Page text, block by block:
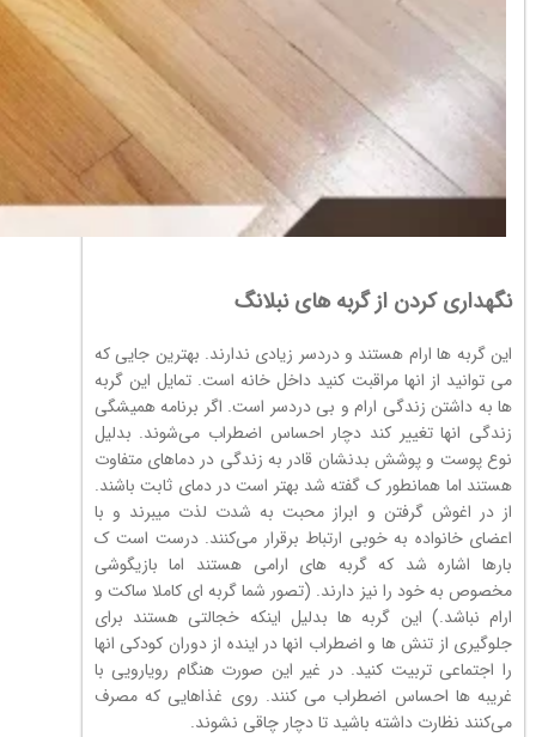
نگهداری کردن از گربه های نبلانگ
این گربه ها ارام هستند و دردسر زیادی ندارند. بهترین جایی که
می توانید از انها مراقبت کنید داخل خانه است. تمایل این گربه
ها به داشتن زندگی ارام و بی دردسر است. اگر برنامه همیشگی
زندگی انها تغییر کند دچار احساس اضطراب می‌شوند. بدلیل
نوع پوست و پوشش بدنشان قادر به زندگی در دماهای متفاوت
هستند اما همانطور ک گفته شد بهتر است در دمای ثابت باشند.
از در اغوش گرفتن و ابراز محبت به شدت لذت میبرند و با
اعضای خانواده به خوبی ارتباط برقرار می‌کنند. درست است ک
بارها اشاره شد که گربه های ارامی هستند اما بازیگوشی
مخصوص به خود را نیز دارند. (تصور شما گربه ای کاملا ساکت و
ارام نباشد.) این گربه ها بدلیل اینکه خجالتی هستند برای
جلوگیری از تنش ها و اضطراب انها در اینده از دوران کودکی انها
را اجتماعی تربیت کنید. در غیر این صورت هنگام رویارویی با
غریبه ها احساس اضطراب می کنند. روی غذاهایی که مصرف
می‌کنند نظارت داشته باشید تا دچار چاقی نشوند.